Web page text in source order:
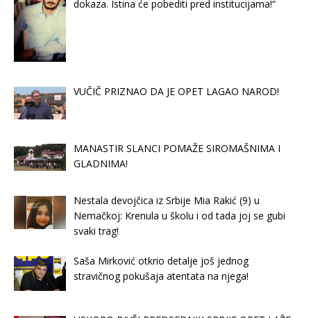
dokaza. Istina će pobediti pred institucijama!“
VUČIČ PRIZNAO DA JE OPET LAGAO NAROD!
MANASTIR SLANCI POMAŽE SIROMAŠNIMA I
GLADNIMA!
Nestala devojčica iz Srbije Mia Rakić (9) u
Nemačkoj: Krenula u školu i od tada joj se gubi
svaki trag!
Saša Mirković otkrio detalje još jednog
stravičnog pokušaja atentata na njega!